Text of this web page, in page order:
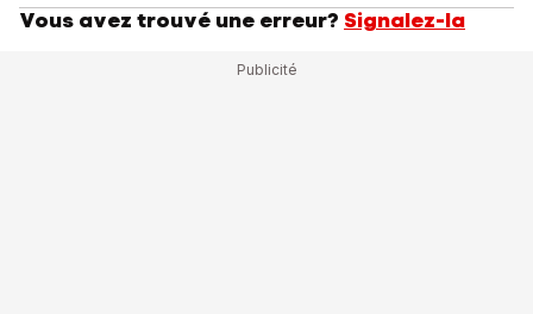
Vous avez trouvé une erreur? Signalez-la